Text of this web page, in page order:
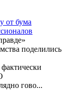
от бума
поделились
гово...